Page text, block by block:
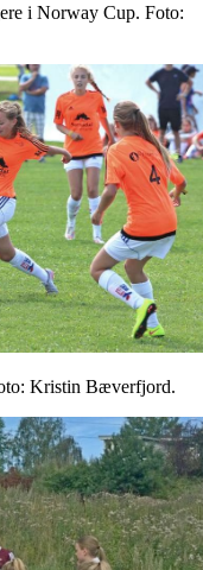
i Norway Cup. Foto:
Kristin Bæverfjord.